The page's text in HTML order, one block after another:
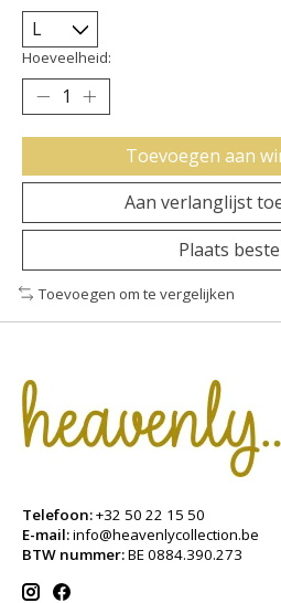
Hoeveelheid:
Toevoegen aan
Aan verlanglijst
Plaats
Toevoegen om te vergelijken
Telefoon:+32 50 22 15 50
E-mail:info@heavenlycollection.be
BTW nummer:BE 0884.390.273